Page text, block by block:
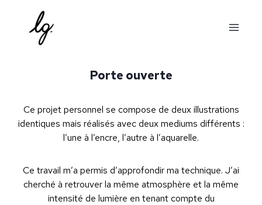
Porte ouverte
Ce projet personnel se compose de deux illustrations
identiques mais réalisés avec deux mediums différents :
l’une à l’encre, l’autre à l’aquarelle.
Ce travail m’a permis d’approfondir ma technique. J’ai
cherché à retrouver la même atmosphère et la même
intensité de lumière en tenant compte du